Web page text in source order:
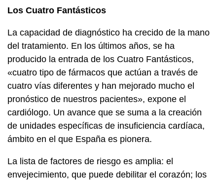
Los Cuatro Fantásticos
La capacidad de diagnóstico ha crecido de la mano
del tratamiento. En los últimos años, se ha
producido la entrada de los Cuatro Fantásticos,
«cuatro tipo de fármacos que actúan a través de
cuatro vías diferentes y han mejorado mucho el
pronóstico de nuestros pacientes», expone el
cardiólogo. Un avance que se suma a la creación
de unidades específicas de insuficiencia cardíaca,
ámbito en el que España es pionera.
La lista de factores de riesgo es amplia: el
envejecimiento, que puede debilitar el corazón; los